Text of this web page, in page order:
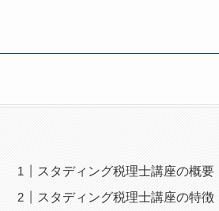
スタディング税理士講座の概要
スタディング税理士講座の特徴